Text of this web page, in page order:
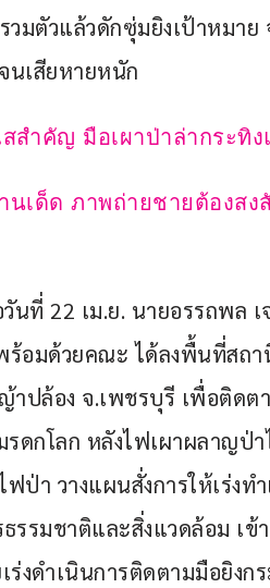
วมตัวแล้วดักซุ่มยิงเป้าหมา
นเสียหายหนัก
สสำคัญ มือเผาป่าล่ากระทิ
นเด็ด ภาพถ่ายชายต้องสง
วันที่ 22 เม.ย. นายอรรถพล
อมด้วยคณะ ได้ลงพื้นที่สถ
าปล้อง จ.เพชรบุรี เพื่อติด
ดกโลก หลังไฟเผาผลาญป่
ป่า วางแผนสั่งการให้เร่งท
รรมชาติและสิ่งแวดล้อม เ
ร่งดำเนินการติดตามมือยิงก